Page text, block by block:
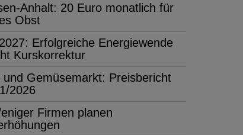
Anhalt: 20 Euro monatlich für
Obst
Erfolgreiche Energiewende
Kurskorrektur
und Gemüsemarkt: Preisbericht
2026
Firmen planen